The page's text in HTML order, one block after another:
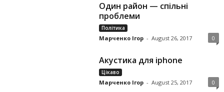
Один район — спільні
проблеми
Політика
Марченко Ігор - August 26, 2017 0
Акустика для iphone
Цікаво
Марченко Ігор - August 25, 2017 0